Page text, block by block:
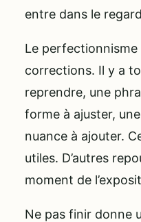
entre dans le
Le perfectionnisme
corrections. Il y a
reprendre, une
forme à ajuster,
nuance à ajouter.
utiles. D’autres
moment de
Ne pas finir donne